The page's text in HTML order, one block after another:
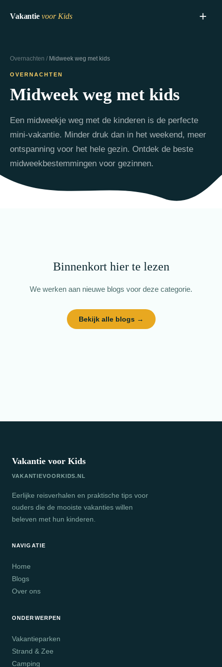
Vakantievoor Kids +
Alle bestemmingen
Nederland met kids
België met kids
Duitsland met kids
Oostenrijk met kids
Overnachten
Alle overnachtingen
Vakantiepark voor kids
Midweek weg met kids
Weekend weg met kids
Campings voor kids
Uitjes
Alle uitjes
Kindvriendelijke restaurants
Kindvriendelijk musea
Binnenspeeltijd
Over ons
Overnachten / Midweek weg met kids
OVERNACHTEN
Midweek weg met kids
Een midweekje weg met de kinderen is de perfecte
mini-vakantie. Minder druk dan in het weekend, meer
ontspanning voor het hele gezin. Ontdek de beste
midweekbestemmingen voor gezinnen.
Binnenkort hier te lezen
We werken aan nieuwe blogs voor deze categorie.
Bekijk alle blogs →
Vakantie voor Kids
VAKANTIEVOORKIDS.NL
Eerlijke reisverhalen en praktische tips voor
ouders die de mooiste vakanties willen
beleven met hun kinderen.
NAVIGATIE
Home
Blogs
Over ons
ONDERWERPEN
Vakantieparken
Strand & Zee
Camping